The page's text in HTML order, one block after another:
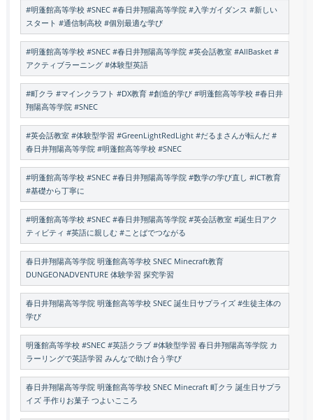
#明蓬館高等学校 #SNEC #春日井翔陽高等学院 #入学ガイダンス #新しい
スタート #通信制高校 #個別最適な学び
#明蓬館高等学校 #SNEC #春日井翔陽高等学院 #英会話教室 #AllBasket #
アクティブラーニング #体験型英語
#町クラ #マインクラフト #DX教育 #創造的学び #明蓬館高等学校 #春日井
翔陽高等学院 #SNEC
#英会話教室 #体験型学習 #GreenLightRedLight #だるまさんが転んだ #
春日井翔陽高等学院 #明蓬館高等学校 #SNEC
#明蓬館高等学校 #SNEC #春日井翔陽高等学院 #数学の学び直し #ICT教育
#基礎から丁寧に
#明蓬館高等学校 #SNEC #春日井翔陽高等学院 #英会話教室 #誕生日アク
ティビティ #英語に親しむ #ことばでつながる
春日井翔陽高等学院 明蓬館高等学校 SNEC Minecraft教育
DUNGEONADVENTURE 体験学習 探究学習
春日井翔陽高等学院 明蓬館高等学校 SNEC 誕生日サプライズ #生徒主体の
学び
明蓬館高等学校 #SNEC #英語クラブ #体験型学習 春日井翔陽高等学院 カ
ラーリングで英語学習 みんなで助け合う学び
春日井翔陽高等学院 明蓬館高等学校 SNEC Minecraft 町クラ 誕生日サプラ
イズ 手作りお菓子 つよいこころ